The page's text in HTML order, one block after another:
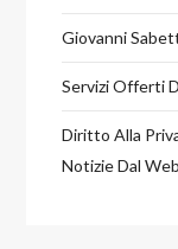
Giovanni
Servizi Offerti
Diritto Alla
Notizie Dal